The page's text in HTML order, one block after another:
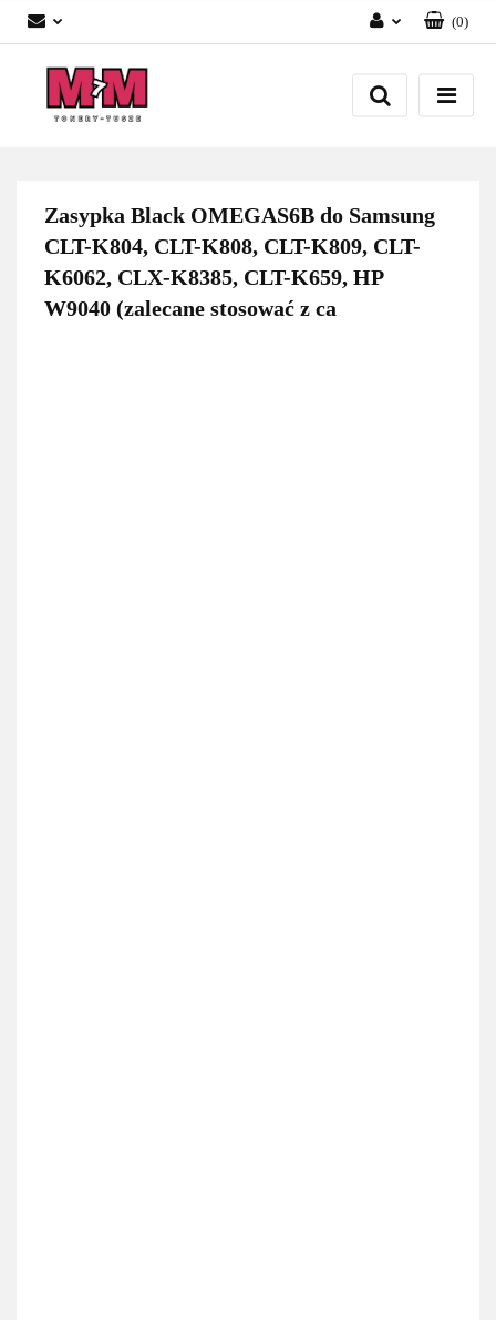
Zaloguj się
Załóż konto
(0)
Zasypka Black OMEGAS6B do Samsung
CLT-K804, CLT-K808, CLT-K809, CLT-
K6062, CLX-K8385, CLT-K659, HP
W9040 (zalecane stosować z ca